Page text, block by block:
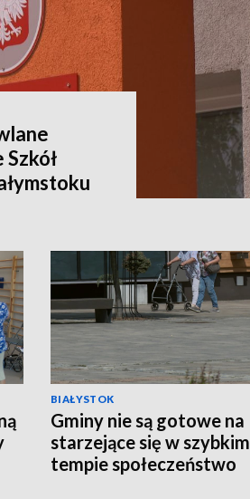
BIAŁYSTOK
Gminy nie są gotowe na
starzejące się w szybkim
tempie społeczeństwo